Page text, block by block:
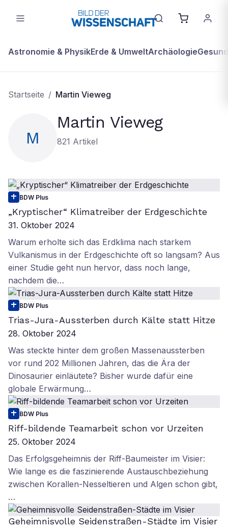
Astronomie & PhysikErde & UmweltArchäologie
Startseite / Martin Vieweg
M
Martin Vieweg
821 Artikel
BDW Plus
„Kryptischer“ Klimatreiber der Erdgeschichte
31. Oktober 2024
Warum erholte sich das Erdklima nach starkem
Vulkanismus in der Erdgeschichte oft so langsam? Aus
einer Studie geht nun hervor, dass noch lange,
nachdem die…
BDW Plus
Trias-Jura-Aussterben durch Kälte statt Hitze
28. Oktober 2024
Was steckte hinter dem großen Massenaussterben
vor rund 202 Millionen Jahren, das die Ära der
Dinosaurier einläutete? Bisher wurde dafür eine
globale Erwärmung…
BDW Plus
Riff-bildende Teamarbeit schon vor Urzeiten
25. Oktober 2024
Das Erfolgsgeheimnis der Riff-Baumeister im Visier:
Wie lange es die faszinierende Austauschbeziehung
zwischen Korallen-Nesseltieren und Algen schon gibt,
…
Geheimnisvolle Seidenstraßen-Städte im Visier